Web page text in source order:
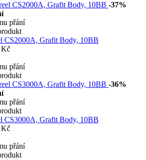
-37%
přání
CS2000A, Grafit Body, 10BB
Kč
přání
-36%
přání
CS3000A, Grafit Body, 10BB
Kč
přání